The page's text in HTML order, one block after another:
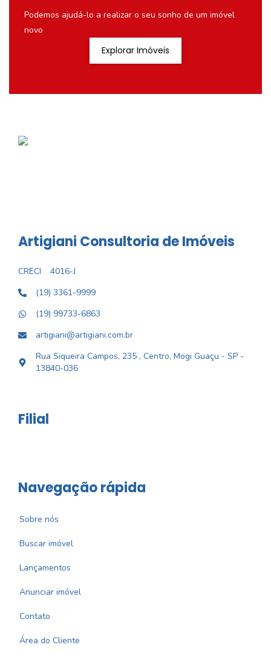
Podemos ajudá-lo a realizar o seu sonho de um imóvel
novo
Explorar Imóveis
Artigiani Consultoria de Imóveis
CRECI
4016-J
(19) 3361-9999
(19) 99733-6863
artigiani@artigiani.com.br
Rua Siqueira Campos, 235 , Centro, Mogi Guaçu - SP -
13840-036
Filial
Navegação rápida
Sobre nós
Buscar imóvel
Lançamentos
Anunciar imóvel
Contato
Área do Cliente